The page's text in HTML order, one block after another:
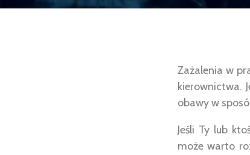
Zażalenia w
kierownictwa.
obawy w
Jeśli Ty lub
może warto